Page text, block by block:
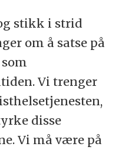
stikk i strid
om å satse på
Vi trenger
disse
Vi må være på